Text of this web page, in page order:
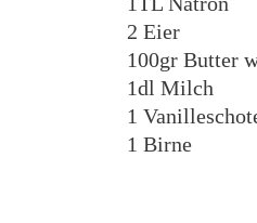
2 Eier
100gr Butter
1dl Milch
1
1 Birne